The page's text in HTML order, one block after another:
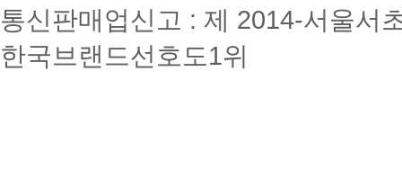
통신판매업신고 : 제 2014-서울서
한국브랜드선호도1위